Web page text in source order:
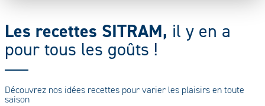
Les recettes SITRAM, il y en a
pour tous les goûts !
Découvrez nos idées recettes pour varier les plaisirs en toute
saison